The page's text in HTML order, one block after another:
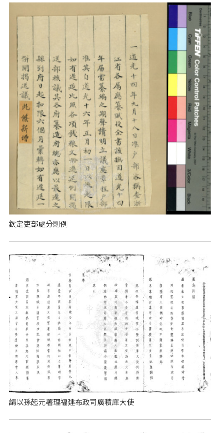
欽定吏部處分則例
請以孫起元署理福建布政司廣積庫大使